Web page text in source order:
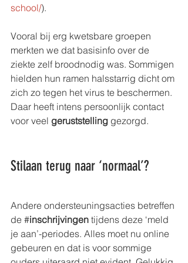
school/).
Vooral bij erg kwetsbare groepen
merkten we dat basisinfo over de
ziekte zelf broodnodig was. Sommigen
hielden hun ramen halsstarrig dicht om
zich zo tegen het virus te beschermen.
Daar heeft intens persoonlijk contact
voor veel geruststelling gezorgd.
Stilaan terug naar ‘normaal’?
Andere ondersteuningsacties betreffen
de #inschrijvingen tijdens deze ‘meld
je aan’-periodes. Alles moet nu online
gebeuren en dat is voor sommige